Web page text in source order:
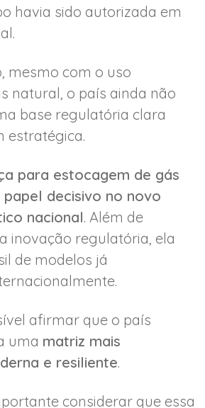
havia sido autorizada em
mesmo com o uso
natural, o país ainda não
base regulatória clara
estratégica.
para estocagem de gás
decisivo no novo
nacional. Além de
inovação regulatória, ela
de modelos já
afirmar que o país
uma matriz mais
e resiliente.
considerar que essa